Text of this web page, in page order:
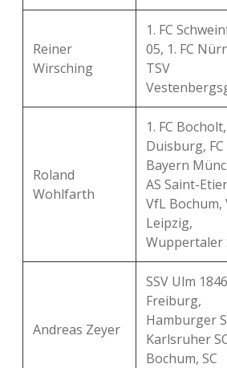
Reiner
Wirsching
1. FC
05, 1. FC
TSV
Roland
Wohlfarth
1. FC
Duisburg, FC
Bayern
AS Saint-
VfL Bochum,
Leipzig,
Wuppertaler
Andreas Zeyer
SSV Ulm
Freiburg,
Hamburger
Karlsruher
Bochum, SC